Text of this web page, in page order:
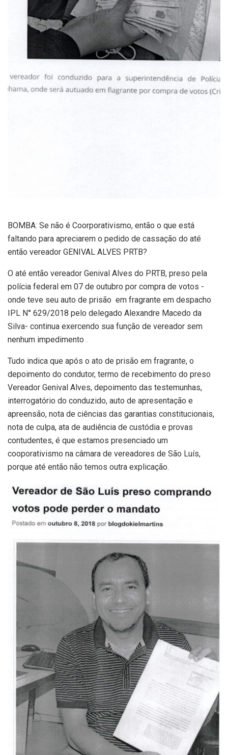
BOMBA: Se não é Coorporativismo, então o que está
faltando para apreciarem o pedido de cassação do até
então vereador GENIVAL ALVES PRTB?
O até então vereador Genival Alves do PRTB, preso pela
polícia federal em 07 de outubro por compra de votos -
onde teve seu auto de prisão em fragrante em despacho
IPL N° 629/2018 pelo delegado Alexandre Macedo da
Silva- continua exercendo sua função de vereador sem
nenhum impedimento .
Tudo indica que após o ato de prisão em fragrante, o
depoimento do condutor, termo de recebimento do preso
Vereador Genival Alves, depoimento das testemunhas,
interrogatório do conduzido, auto de apresentação e
apreensão, nota de ciências das garantias constitucionais,
nota de culpa, ata de audiência de custódia e provas
contudentes, é que estamos presenciado um
cooporativismo na câmara de vereadores de São Luís,
porque até então não temos outra explicação.